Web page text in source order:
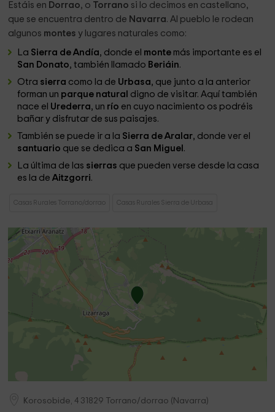
Estáis en Dorrao, o Torrano si lo decimos en castellano,
que se encuentra dentro de Navarra. Al pueblo le rodean
algunos montes y lugares naturales como:
La Sierra de Andía, donde el monte más importante es el
San Donato, también llamado Beriáin.
Otra sierra como la de Urbasa, que junto a la anterior
forman un parque natural digno de visitar. Aquí también
nace el Urederra, un río en cuyo nacimiento os podréis
bañar y disfrutar de sus paisajes.
También se puede ir a la Sierra de Aralar, donde ver el
santuario que se dedica a San Miguel .
La última de las sierras que pueden verse desde la casa
es la deAitzgorri.
Casas Rurales Torrano/dorrao Casas Rurales Sierra de Urbasa
Korosobide, 4 31829 Torrano/dorrao ( Navarra)